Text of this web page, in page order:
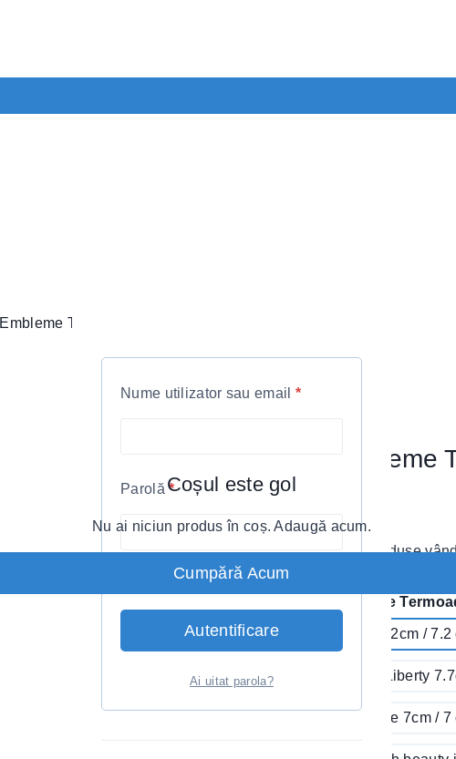
Embleme Termoadezive Wild Story
Embleme
12 produse
Embleme
29 er 7.2cm / 7.2
Camp Liberty
Life Tree 7cm / 7
Nume utilizator sau email *
Parolă*
Ține-mă minte
Autentificare
Ai uitat parola?
Coșul este gol
Nu ai niciun produs în coș. Adaugă acum.
Cumpără Acum